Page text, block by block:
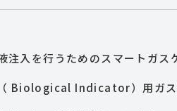
注入を行うためのスマートガス
Biological Indicator）用ガス